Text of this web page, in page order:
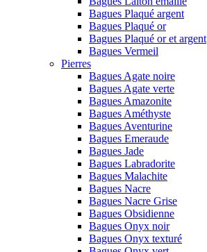
Bagues Plaqué argent
Bagues Plaqué or
Bagues Plaqué or et argent
Bagues Vermeil
Pierres
Bagues Agate noire
Bagues Agate verte
Bagues Amazonite
Bagues Améthyste
Bagues Aventurine
Bagues Emeraude
Bagues Jade
Bagues Labradorite
Bagues Malachite
Bagues Nacre
Bagues Nacre Grise
Bagues Obsidienne
Bagues Onyx noir
Bagues Onyx texturé